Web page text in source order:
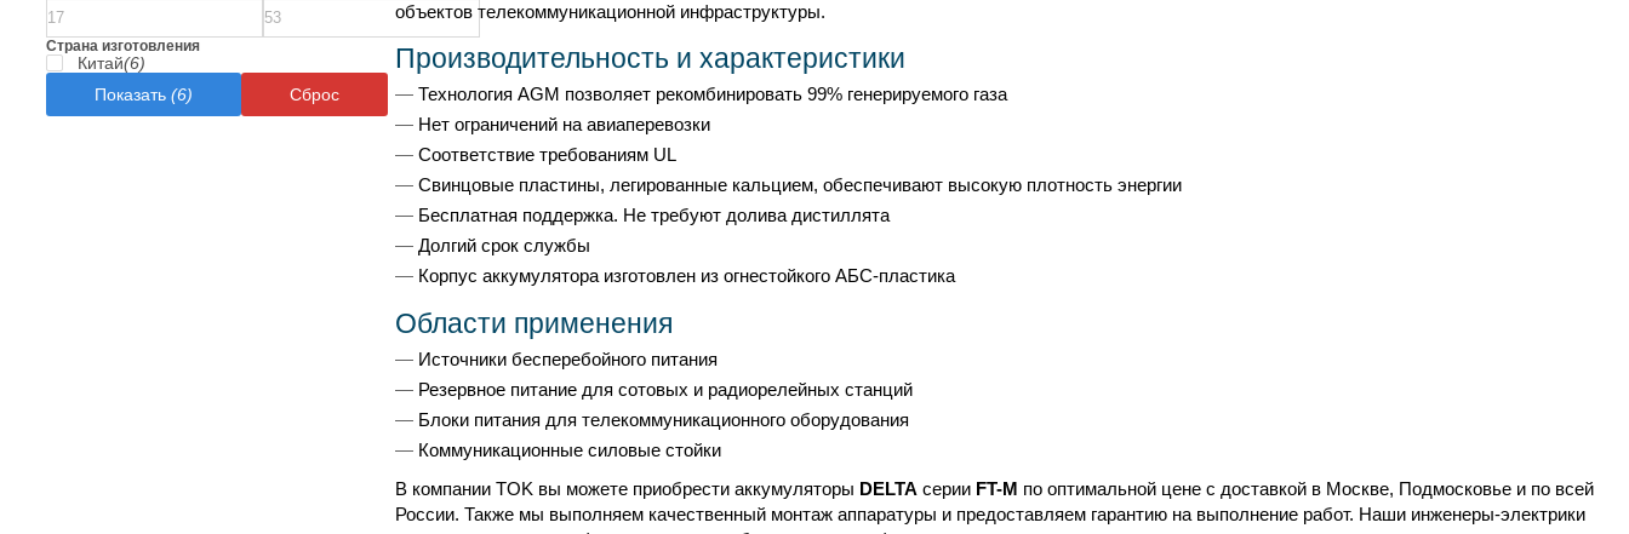
Страна изготовления
Китай(6)
Показать (6) Сброс
объектов телекоммуникационной инфраструктуры.
Производительность и характеристики
Технология AGM позволяет рекомбинировать 99% генерируемого газа
Нет ограничений на авиаперевозки
Соответствие требованиям UL
Свинцовые пластины, легированные кальцием, обеспечивают высокую плотность энергии
Бесплатная поддержка. Не требуют долива дистиллята
Долгий срок службы
Корпус аккумулятора изготовлен из огнестойкого АБС-пластика
Области применения
Источники бесперебойного питания
Резервное питание для сотовых и радиорелейных станций
Блоки питания для телекоммуникационного оборудования
Коммуникационные силовые стойки
В компании TOK вы можете приобрести аккумуляторы DELTA серии FT-M по оптимальной цене с доставкой в Москве, Подмосковье и по всей
России. Также мы выполняем качественный монтаж аппаратуры и предоставляем гарантию на выполнение работ. Наши инженеры-электрики